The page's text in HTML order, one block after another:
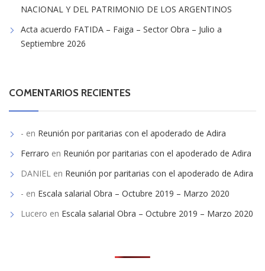
NACIONAL Y DEL PATRIMONIO DE LOS ARGENTINOS
Acta acuerdo FATIDA – Faiga – Sector Obra – Julio a
Septiembre 2026
COMENTARIOS RECIENTES
- en Reunión por paritarias con el apoderado de Adira
Ferraro en Reunión por paritarias con el apoderado de Adira
DANIEL en Reunión por paritarias con el apoderado de Adira
- en Escala salarial Obra – Octubre 2019 – Marzo 2020
Lucero en Escala salarial Obra – Octubre 2019 – Marzo 2020